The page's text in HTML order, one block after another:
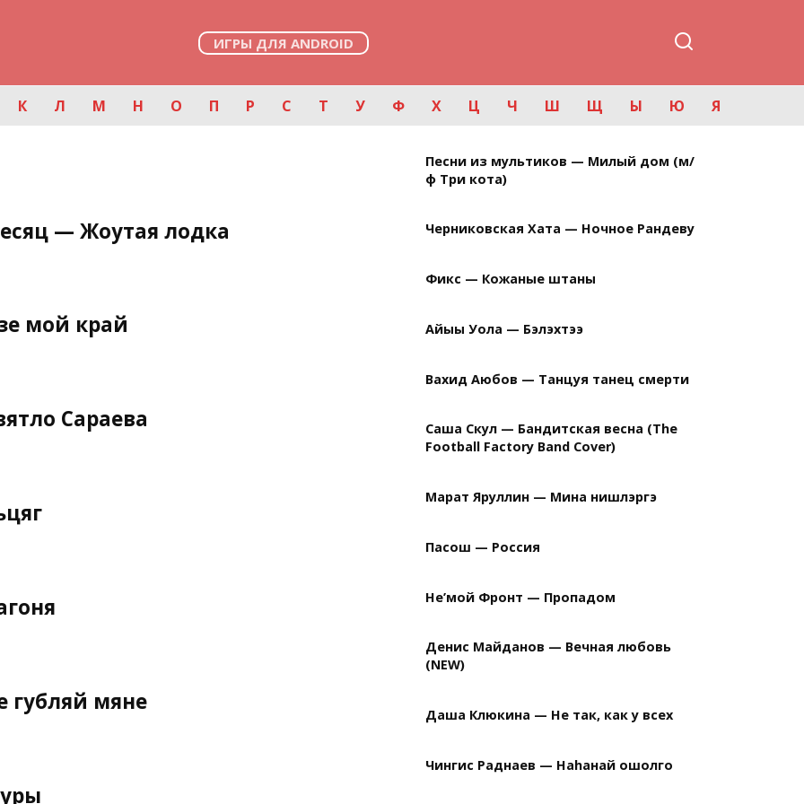
ИГРЫ ДЛЯ ANDROID
К Л М Н О П Р С Т У Ф Х Ц Ч Ш Щ Ы Ю Я
— Жоутая лодка
мой край
Сараева
губляй мяне
Песни из мультиков — Милый дом (м/
ф Три кота)
Черниковская Хата — Ночное Рандеву
Фикс — Кожаные штаны
Айыы Уола — Бэлэхтээ
Вахид Аюбов — Танцуя танец смерти
Саша Скул — Бандитская весна (The
Football Factory Band Cover)
Марат Яруллин — Мина нишлэргэ
Пасош — Россия
Не’мой Фронт — Пропадом
Денис Майданов — Вечная любовь
(NEW)
Даша Клюкина — Не так, как у всех
Чингис Раднаев — Наhанай ошолго